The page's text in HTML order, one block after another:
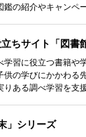
の紹介やキャンペ
ちサイト「図書
学習に役立つ書籍や
供の学びにかかわる
ある調べ学習を支
」シリーズ